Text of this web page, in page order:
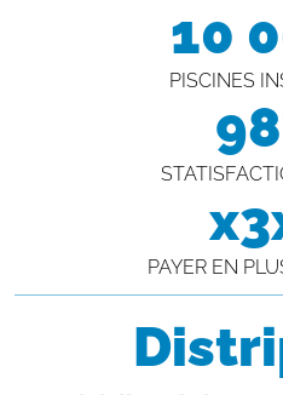
10
PISCINES
PAYER EN